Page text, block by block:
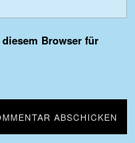
Browser für